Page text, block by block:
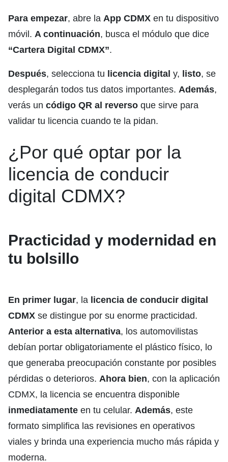
Para empezar, abre la App CDMX en tu dispositivo
móvil. A continuación, busca el módulo que dice
“Cartera Digital CDMX”.
Después, selecciona tu licencia digital y, listo, se
desplegarán todos tus datos importantes. Además,
verás un código QR al reverso que sirve para
validar tu licencia cuando te la pidan.
¿Por qué optar por la
licencia de conducir
digital CDMX?
Practicidad y modernidad en
tu bolsillo
En primer lugar, la licencia de conducir digital
CDMX se distingue por su enorme practicidad.
Anterior a esta alternativa, los automovilistas
debían portar obligatoriamente el plástico físico, lo
que generaba preocupación constante por posibles
pérdidas o deterioros. Ahora bien, con la aplicación
CDMX, la licencia se encuentra disponible
inmediatamente en tu celular. Además, este
formato simplifica las revisiones en operativos
viales y brinda una experiencia mucho más rápida y
moderna.